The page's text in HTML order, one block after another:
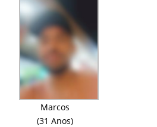
Marcos
(31 Anos)